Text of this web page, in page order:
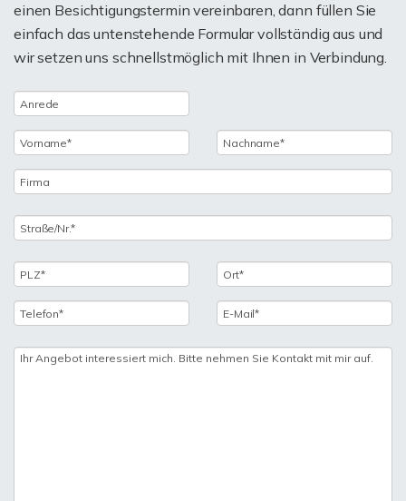
einen Besichtigungstermin vereinbaren, dann füllen Sie
einfach das untenstehende Formular vollständig aus und
wir setzen uns schnellstmöglich mit Ihnen in Verbindung.